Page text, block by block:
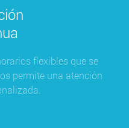
flexibles que se
permite una atención